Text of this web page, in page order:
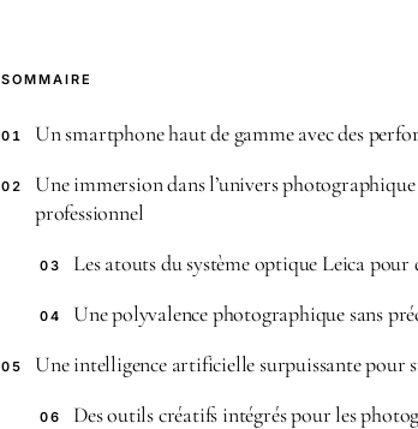
SOMMAIRE
01 Un smartphone haut de gamme avec des
02
Une immersion dans l’univers
professionnel
03 Les atouts du système optique Leica
04 Une polyvalence photographique sans
05 Une intelligence artificielle surpuissante pour
06 Des outils créatifs intégrés pour les